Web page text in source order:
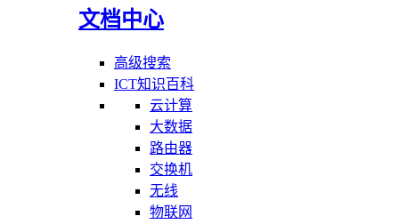
文档中心
高级搜索
ICT知识百科
云计算
大数据
路由器
交换机
无线
物联网